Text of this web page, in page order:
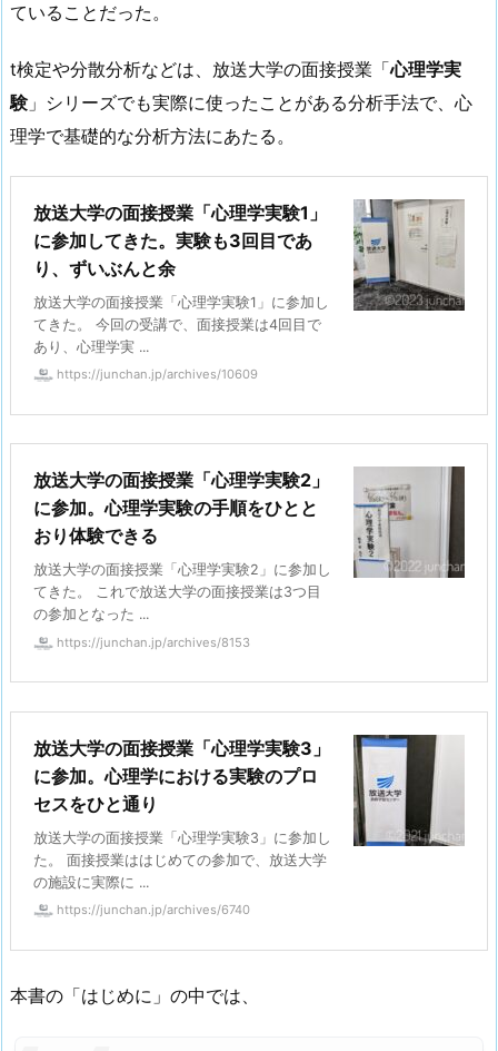
ていることだった。
t検定や分散分析などは、放送大学の面接授業「心理学実
験」シリーズでも実際に使ったことがある分析手法で、心
理学で基礎的な分析方法にあたる。
放送大学の面接授業「心理学実験1」
に参加してきた。実験も3回目であ
り、ずいぶんと余
放送大学の面接授業「心理学実験1」に参加し
てきた。 今回の受講で、面接授業は4回目で
あり、心理学実 ...
https://junchan.jp/archives/10609
放送大学の面接授業「心理学実験2」
に参加。心理学実験の手順をひとと
おり体験できる
放送大学の面接授業「心理学実験2」に参加し
てきた。 これで放送大学の面接授業は3つ目
の参加となった ...
https://junchan.jp/archives/8153
放送大学の面接授業「心理学実験3」
に参加。心理学における実験のプロ
セスをひと通り
放送大学の面接授業「心理学実験3」に参加し
た。 面接授業ははじめての参加で、放送大学
の施設に実際に ...
https://junchan.jp/archives/6740
本書の「はじめに」の中では、